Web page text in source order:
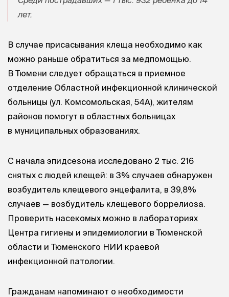
лет.
В случае присасывания клеща необходимо как
можно раньше обратиться за медпомощью.
В Тюмени следует обращаться в приемное
отделение Областной инфекционной клинической
больницы (ул. Комсомольская, 54А), жителям
районов помогут в областных больницах
в муниципальных образованиях.
С начала эпидсезона исследовано 2 тыс. 216
снятых с людей клещей: в 3% случаев обнаружен
возбудитель клещевого энцефалита, в 39,8%
случаев — возбудитель клещевого боррелиоза.
Проверить насекомых можно в лабораториях
Центра гигиены и эпидемиологии в Тюменской
области и Тюменского НИИ краевой
инфекционной патологии.
Гражданам напоминают о необходимости